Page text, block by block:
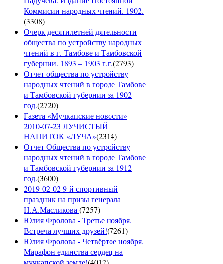
Коммисии народных чтений. 1902.
(3308)
Очерк десятилетней дятельности
общества по устройству народных
чтений в г. Тамбове и Тамбовской
губернии. 1893 – 1903 г.г.(2793)
Отчет общества по устройству
народных чтений в городе Тамбове
и Тамбовской губернии за 1902
год.(2720)
Газета «Мучкапские новости»
2010-07-23 ЛУЧИСТЫЙ
НАПИТОК «ЛУЧА»(2314)
Отчет Общества по устройству
народных чтений в городе Тамбове
и Тамбовской губернии за 1912
год.(3600)
2019-02-02 9-й спортивный
праздник на призы генерала
Н.А.Масликова(7257)
Юлия Фролова - Третье ноября.
Встреча лучших друзей!(7261)
Юлия Фролова - Четвёртое ноября.
Марафон единства сердец на